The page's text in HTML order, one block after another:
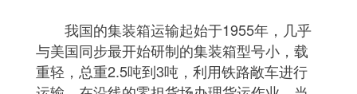
我国的集装箱运输起始于1955年，几乎
与美国同步最开始研制的集装箱型号小，载
重轻，总重2.5吨到3吨，利用铁路敞车进行